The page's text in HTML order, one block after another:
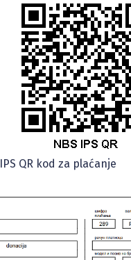
IPS QR kod za plaćanje